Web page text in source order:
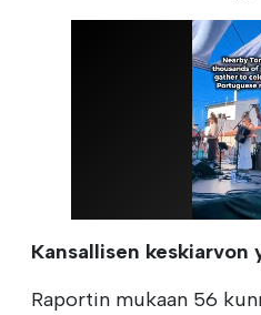
Kansallisen keskiarvon
Raportin mukaan 56